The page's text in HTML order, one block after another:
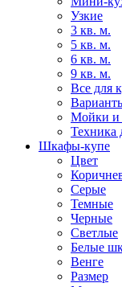
Узкие
3 кв. м.
5 кв. м.
6 кв. м.
9 кв. м.
Все для
Мойки и
Техника
Шкафы-купе
Цвет
Серые
Темные
Черные
Светлые
Белые
Венге
Размер